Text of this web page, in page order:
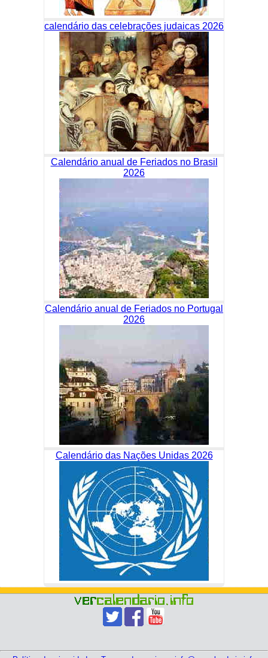
calendário das celebrações judaicas 2026
Calendário anual de Feriados no Brasil
2026
Calendário anual de Feriados no Portugal
2026
Calendário das Nações Unidas 2026